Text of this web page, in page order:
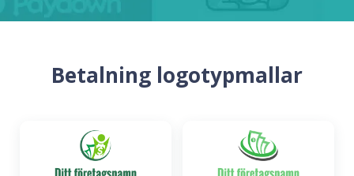
Betalning logotypmallar